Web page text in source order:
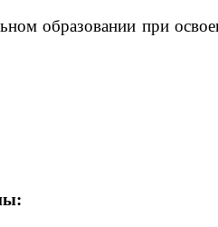
образовании при